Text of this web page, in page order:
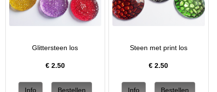
Glittersteen los
€ 2.50
Steen met print los
€2.50